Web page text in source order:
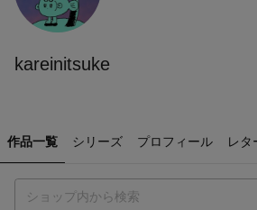
kareinitsuke
作品一覧 シリーズ プロフィール レタ